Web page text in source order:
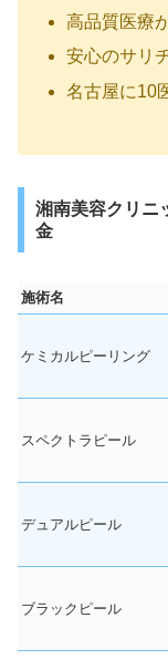
高品質医療
安心のサリ
名古屋に10
湘南美容クリニ
金
施術名
ケミカルピーリング
スペクトラピール
デュアルピール
ブラックピール